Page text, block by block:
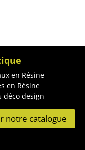
en Résine
en Résine
déco design
notre catalogue